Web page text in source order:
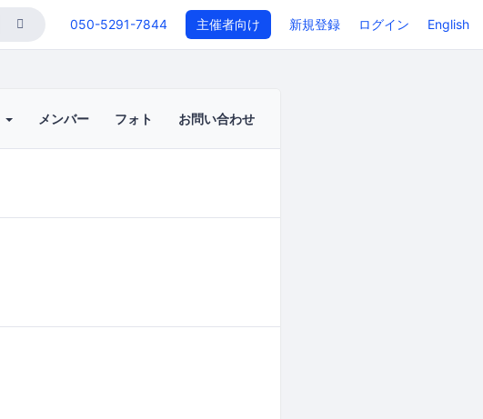
050-5291-7844 主催者向け 新規登録 ログイン English
メンバー フォト お問い合わせ